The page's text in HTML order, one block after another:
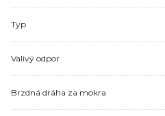
Typ
Valivý odpor
Brzdná dráha za mokra